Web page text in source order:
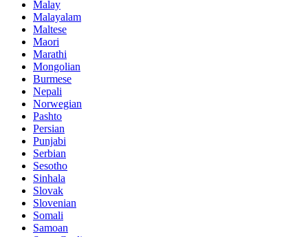
Malay
Malayalam
Maltese
Maori
Marathi
Mongolian
Burmese
Nepali
Norwegian
Pashto
Persian
Punjabi
Serbian
Sesotho
Sinhala
Slovak
Slovenian
Somali
Samoan